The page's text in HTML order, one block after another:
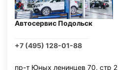
Автосервис Подольск
+7 (495) 128-01-88
пр-т Юных ленинцев 70, стр 2